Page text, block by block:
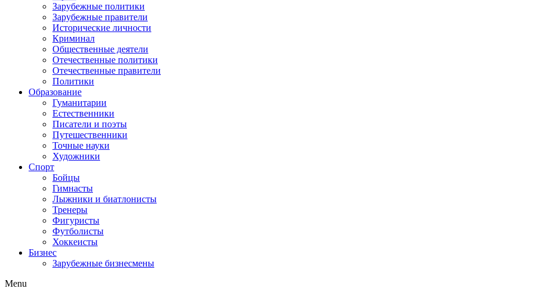
Зарубежные политики
Зарубежные правители
Исторические личности
Криминал
Общественные деятели
Отечественные политики
Отечественные правители
Политики
Образование
Гуманитарии
Естественники
Писатели и поэты
Путешественники
Точные науки
Художники
Спорт
Бойцы
Гимнасты
Лыжники и биатлонисты
Тренеры
Фигуристы
Футболисты
Хоккеисты
Бизнес
Зарубежные бизнесмены
Menu